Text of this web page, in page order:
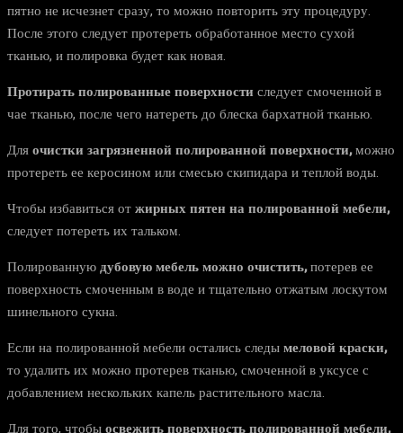
пятно не исчезнет сразу, то можно повторить эту процедуру.
После этого следует протереть обработанное место сухой
тканью, и полировка будет как новая.
Протирать полированные поверхности следует смоченной в
чае тканью, после чего натереть до блеска бархатной тканью.
Дляочистки загрязненной полированной поверхности,можно
протереть ее керосином или смесью скипидара и теплой воды.
Чтобы избавиться отжирных пятен на полированной мебели,
следует потереть их тальком.
Полированнуюдубовую мебель можно очистить,потерев ее
поверхность смоченным в воде и тщательно отжатым лоскутом
шинельного сукна.
Если на полированной мебели остались следымеловой краски,
то удалить их можно протерев тканью, смоченной в уксусе с
добавлением нескольких капель растительного масла.
Для того, чтобыосвежить поверхность полированной мебели,